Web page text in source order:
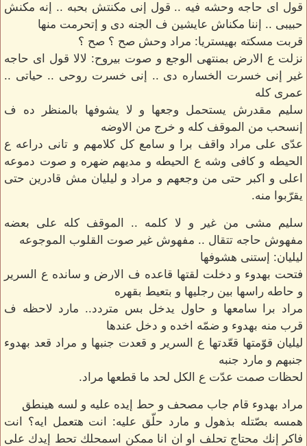
قول اى حاجه وحشه فيه .. قول إنى مكنتش بحبه .. إنه مكنش
حبيبى .. إننا مكناش عايشين ف الجنه دى و إتحرمت منها
قربت مسكته بهيستريا: مراد وحش صح ؟ صح ؟
نزلت ع الارض بمنتهى الوجع و صوت بيروح: لالا قول اى حاجه
غير إنى خسرت الخساره دى .. إنى خسرت روحى .. حياتى ..
عمرى كله
سليم مقدرش يستحمل وجعها و لا يشوفها بالمنظر ده ف
إنسحب من الموقف كله و خرج من الاوضه
عدّى على مراد واقف برا و سامع كل كلامهم و تانى دراعه ع
الحيطه و كافى وشه ع الحيطه و مديهم ضهره و صوت دموعه
اعلى و اكبر حتى من وجعهم و مراد و ليليان مش قادرين حتى
يقرّبوا منه.
سليم مشى من غير و لا كلمه .. الموقف كله على بعضه
مفهوش حاجه تتقال .. مفهوش غير صوت القلوب الموجوعه
ليليان: إستنى هشوفها
فتحت بهدوء و دخلت لقتها قاعده ف الارض و سانده ع السرير
و حاطه راسها بين رجليها و بتعيط بقهره
مراد برا سامعها و حاول يدخل بس متردد.. مارد لاحظه ف
قرب منه بهدوء و ضمّه اخده و دخل عندها
ليليان قوّمتها قعّدتها ع السرير و قعدت جنبها و مراد قعد بهدوء
جنبهم و مارد جنبه
لحظات صمت عدّت ع الكل لحد ما قطعها مراد.
مراد بهدوء قام جاب مصحف و حط إيده عليه و لسه هينطق
همسه بصّتله بذهول و مارد حلّق عليه: انت هتعمل ايه؟ انت
فاكر إنك محتاج تحلف او ان انا ممكن اسمحلك تحط إيدك على